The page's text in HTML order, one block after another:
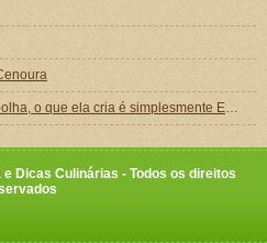
Ela envolve o bolo em plástico bolha, o que ela cria é simplesmente ESPANTOSO!
Dicas Culinárias - Todos os direitos